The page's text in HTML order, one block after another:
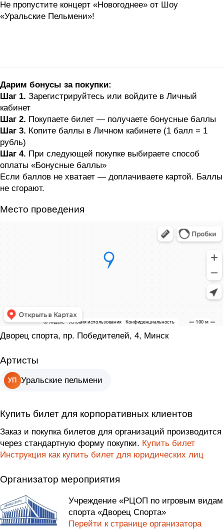
Не пропустите концерт «Новогоднее» от Шоу
«Уральские Пельмени»!
Дарим бонусы за покупки:
Шаг 1. Зарегистрируйтесь или войдите в Личный
кабинет
Шаг 2. Покупаете билет — получаете бонусные баллы
Шаг 3. Копите баллы в Личном кабинете (1 балл = 1
рубль)
Шаг 4. При следующей покупке выбираете способ
оплаты «Бонусные баллы»
Если баллов не хватает — доплачиваете картой. Баллы
не сгорают.
Место проведения
Дворец спорта, пр. Победителей, 4, Минск
Артисты
УП Уральские пельмени
Купить билет для корпоративных клиентов
Заказ и покупка билетов для организаций производится
через стандартную форму покупки. Купить билет
Инструкция как купить билет для юридических лиц
Организатор мероприятия
Учреждение «РЦОП по игровым видам
спорта «Дворец Спорта»
Перейти к странице организатора